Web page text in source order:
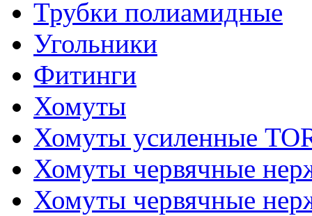
Трубки полиамидные
Угольники
Фитинги
Хомуты
Хомуты усиленные
Хомуты червячные
Хомуты червячные